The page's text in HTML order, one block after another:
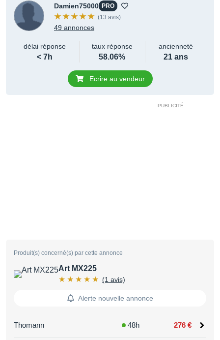
Damien75000 PRO
(13 avis)
49 annonces
délai réponse
< 7h
taux réponse
58.06%
ancienneté
21 ans
Ecrire au vendeur
Produit(s) concerné(s) par cette annonce
Art MX225
(1 avis)
Alerte nouvelle annonce
Thomann 48h 276 €